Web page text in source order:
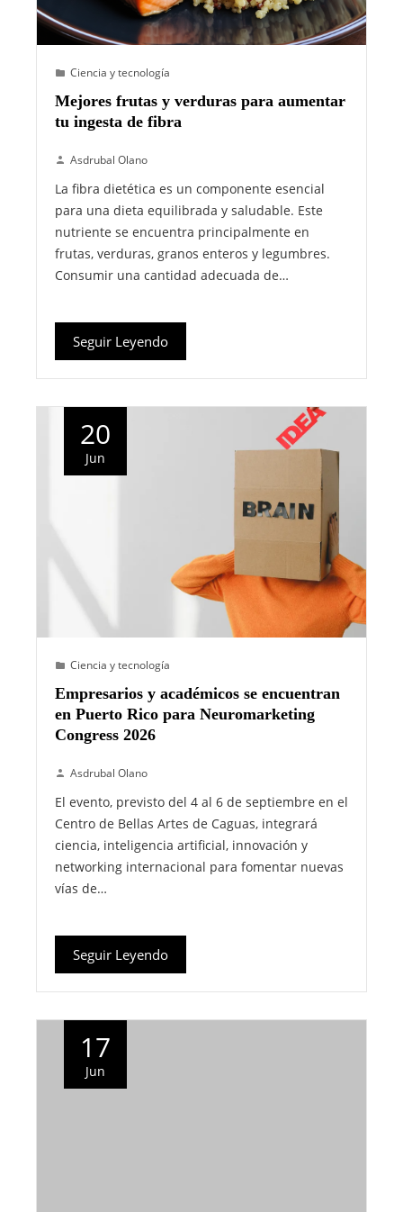
Ciencia y tecnología
Mejores frutas y verduras para aumentar
tu ingesta de fibra
Asdrubal Olano
La fibra dietética es un componente esencial
para una dieta equilibrada y saludable. Este
nutriente se encuentra principalmente en
frutas, verduras, granos enteros y legumbres.
Consumir una cantidad adecuada de…
Seguir Leyendo
20
Jun
Ciencia y tecnología
Empresarios y académicos se encuentran
en Puerto Rico para Neuromarketing
Congress 2026
Asdrubal Olano
El evento, previsto del 4 al 6 de septiembre en el
Centro de Bellas Artes de Caguas, integrará
ciencia, inteligencia artificial, innovación y
networking internacional para fomentar nuevas
vías de…
Seguir Leyendo
17
Jun